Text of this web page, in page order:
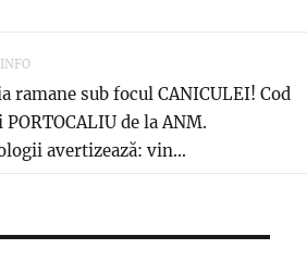
ramane sub focul CANICULEI! Cod
PORTOCALIU de la ANM.
avertizează: vin...